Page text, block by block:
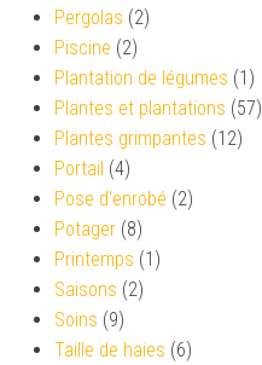
Pergolas (2)
Piscine (2)
Plantation de légumes (1)
Plantes et plantations (57)
Plantes grimpantes (12)
Portail (4)
Pose d'enrobé (2)
Potager (8)
Printemps (1)
Saisons (2)
Soins (9)
Taille de haies (6)